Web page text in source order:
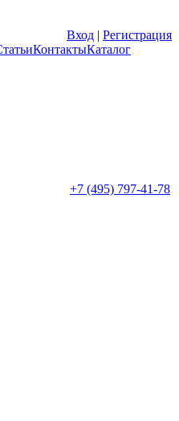
Вход | Регистрация
КонтактыКаталог
+7 (495) 797-41-78